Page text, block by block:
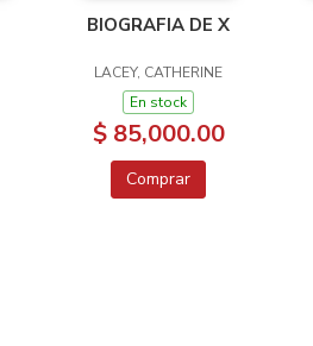
BIOGRAFIA DE X
LACEY, CATHERINE
En stock
$ 85,000.00
Comprar